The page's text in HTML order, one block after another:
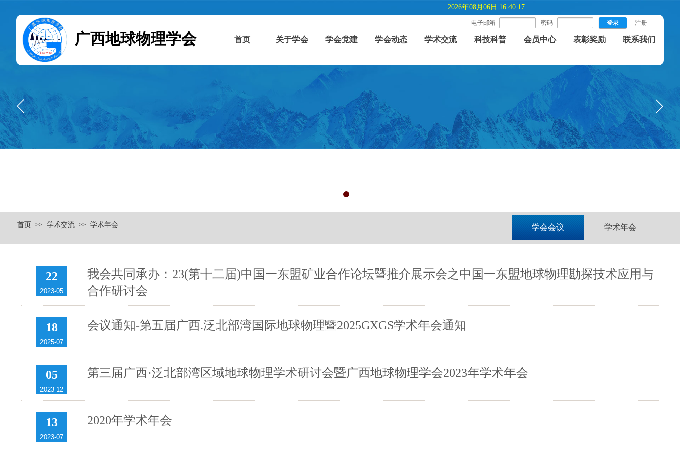
2026年08月06日 16:40:17
广西地球物理学会 首页 关于学会 学会党建 学会动态 学术交流 科技科普 会员中心 表彰奖励 联系我们
电子邮箱 密码 登录 注册
首页 >> 学术交流 >> 学术年会 学会会议 学术年会
22
2023-05
我会共同承办：23(第十二届)中国一东盟矿业合作论坛暨推介展示会之中国一东盟地球物理勘探技术应用与
合作研讨会
18
2025-07
会议通知-第五届广西.泛北部湾国际地球物理暨2025GXGS学术年会通知
05
2023-12
第三届广西·泛北部湾区域地球物理学术研讨会暨广西地球物理学会2023年学术年会
13
2023-07
2020年学术年会